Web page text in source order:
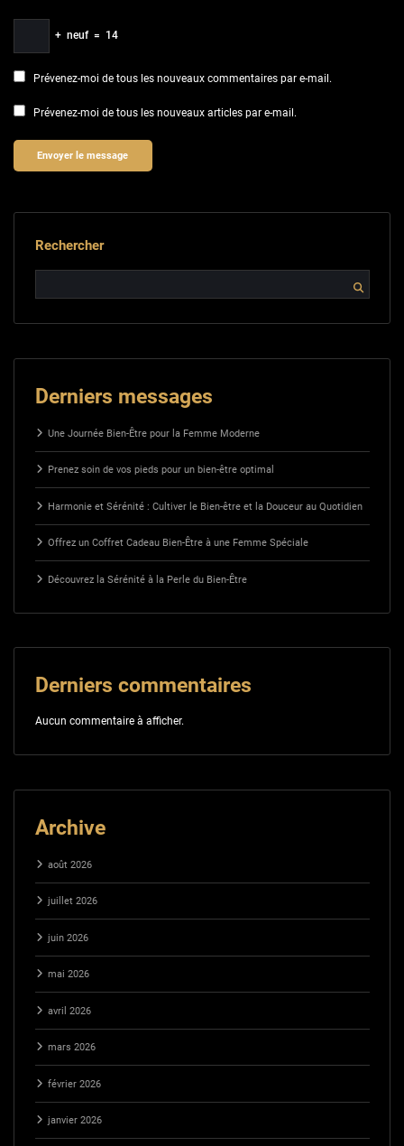
+ neuf = 14
Prévenez-moi de tous les nouveaux commentaires par e-mail.
Prévenez-moi de tous les nouveaux articles par e-mail.
Rechercher
Derniers messages
Une Journée Bien-Être pour la Femme Moderne
Prenez soin de vos pieds pour un bien-être optimal
Harmonie et Sérénité : Cultiver le Bien-être et la Douceur au Quotidien
Offrez un Coffret Cadeau Bien-Être à une Femme Spéciale
Découvrez la Sérénité à la Perle du Bien-Être
Derniers commentaires
Aucun commentaire à afficher.
Archive
août 2026
juillet 2026
juin 2026
mai 2026
avril 2026
mars 2026
février 2026
janvier 2026